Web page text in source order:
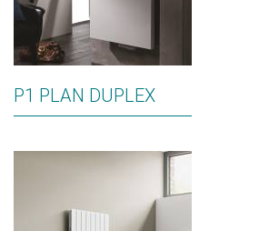
P1 PLAN DUPLEX